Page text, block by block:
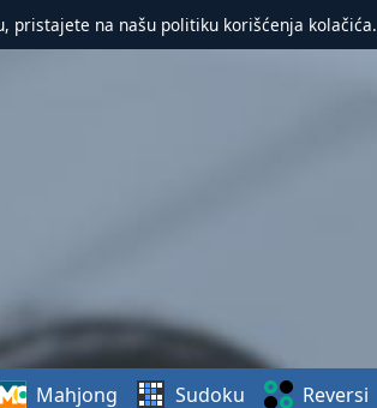
pristajete na našu politiku korišćenja kolačića.
Mahjong Sudoku Reversi